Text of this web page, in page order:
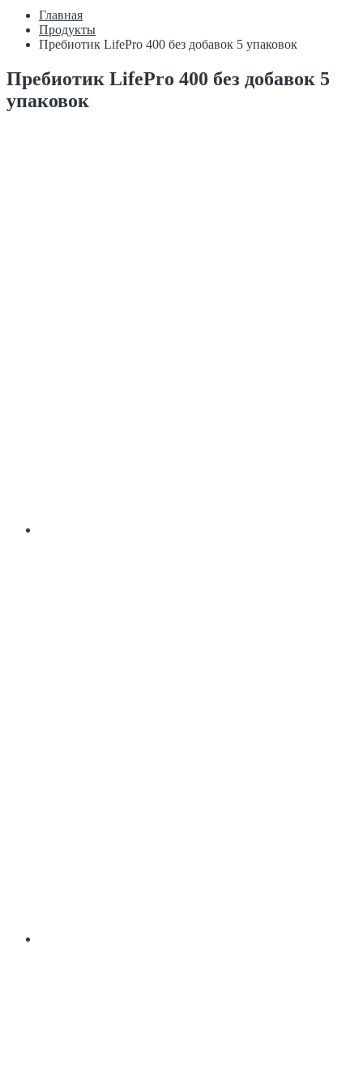
Главная
Продукты
Пребиотик LifePro 400 без добавок 5 упаковок
Пребиотик LifePro 400 без добавок 5
упаковок